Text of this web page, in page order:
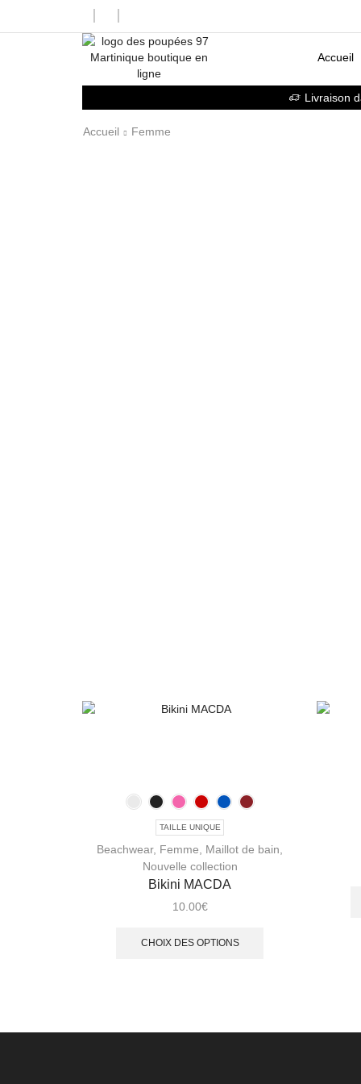
Accueil
Livraison
Accueil Femme
TAILLE UNIQUE
Beachwear, Femme Maillot de bain
Nouvelle collection
Bikini MACDA
10.00€
CHOIX DES OPTIONS